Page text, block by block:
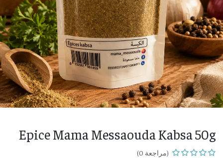
Epice Mama Messaouda Kabsa 50g
(مراجعة 0)